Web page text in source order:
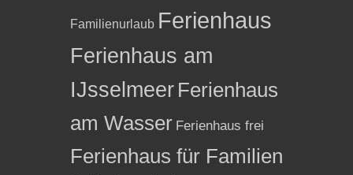
Familienurlaub Ferienhaus
Ferienhaus am
IJsselmeer Ferienhaus
am Wasser Ferienhaus frei
Ferienhaus für Familien